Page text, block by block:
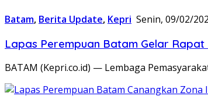
Batam, Berita Update, Kepri Senin, 09/02/
Lapas Perempuan Batam Gelar
BATAM (Kepri.co.id) — Lembaga